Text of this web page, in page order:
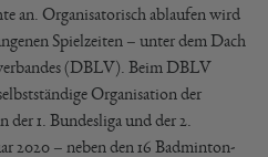
an. Organisatorisch ablaufen wird
Spielzeiten – unter dem Dach
(DBLV). Beim DBLV
Organisation der
der 1. Bundesliga und der 2.
2020 – neben den 16 Badminton-